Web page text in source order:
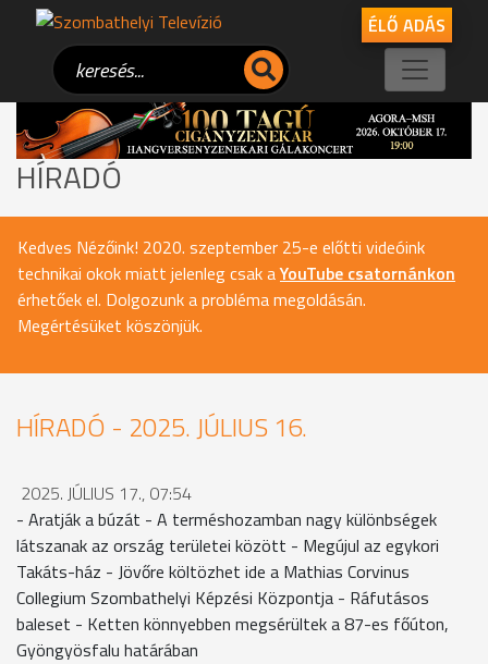
ÉLŐ ADÁS
HÍRADÓ
Kedves Nézőink! 2020. szeptember 25-e előtti videóink
technikai okok miatt jelenleg csak aYouTube csatornánkon
érhetőek el. Dolgozunk a probléma megoldásán.
Megértésüket köszönjük.
HÍRADÓ - 2025. JÚLIUS 16.
2025. JÚLIUS 17., 07:54
- Aratják a búzát - A terméshozamban nagy különbségek
látszanak az ország területei között - Megújul az egykori
Takáts-ház - Jövőre költözhet ide a Mathias Corvinus
Collegium Szombathelyi Képzési Központja - Ráfutásos
baleset - Ketten könnyebben megsérültek a 87-es főúton,
Gyöngyösfalu határában